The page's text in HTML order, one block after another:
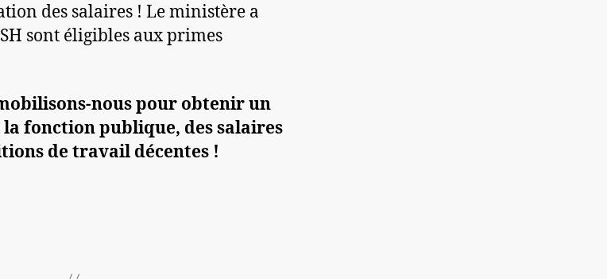
des salaires ! Le ministère a
sont éligibles aux primes
nous pour obtenir un
fonction publique, des salaires
de travail décentes !